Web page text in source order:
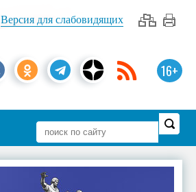
Версия для слабовидящих
16+